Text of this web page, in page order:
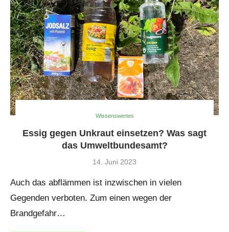
Wissenswertes
Essig gegen Unkraut einsetzen? Was sagt
das Umweltbundesamt?
14. Juni 2023
Auch das abflämmen ist inzwischen in vielen
Gegenden verboten. Zum einen wegen der
Brandgefahr…